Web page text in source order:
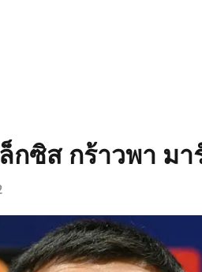
กซิส กร้าวพา ม